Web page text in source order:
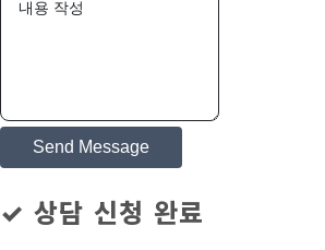
Send Message
✓ 상담 신청 완료